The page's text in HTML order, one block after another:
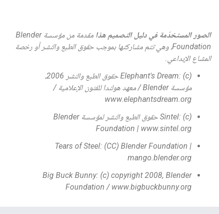
الصور المستخدَمة في دليل التصميم هذا
مقدمة من مؤسسة Blender
Foundation، وهي تتم مشاركتها بموجب حقوق الطبع والنشر أو رخصة
المشاع الإبداعي.
‫Elephant's Dream: (c) حقوق الطبع والنشر 2006،
مؤسسة Blender / معهد هولندا للفنون الإعلامية /
www.elephantsdream.org
‫Sintel: (c) حقوق الطبع والنشر لمؤسسة Blender
Foundation | www.sintel.org
Tears of Steel: (CC) Blender Foundation |
mango.blender.org
Big Buck Bunny: (c) copyright 2008, Blender
Foundation / www.bigbuckbunny.org